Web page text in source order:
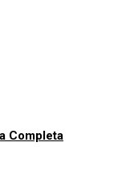
Completa